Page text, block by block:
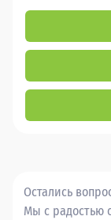
Остались
Мы с радостью